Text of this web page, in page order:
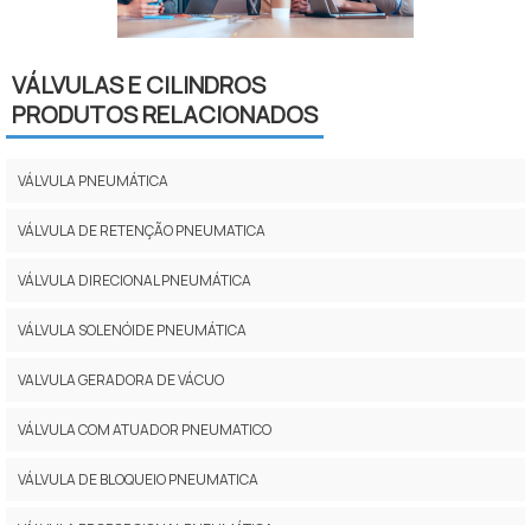
VÁLVULAS E CILINDROS
PRODUTOS RELACIONADOS
VÁLVULA PNEUMÁTICA
VÁLVULA DE RETENÇÃO PNEUMATICA
VÁLVULA DIRECIONAL PNEUMÁTICA
VÁLVULA SOLENÓIDE PNEUMÁTICA
VALVULA GERADORA DE VÁCUO
VÁLVULA COM ATUADOR PNEUMATICO
VÁLVULA DE BLOQUEIO PNEUMATICA